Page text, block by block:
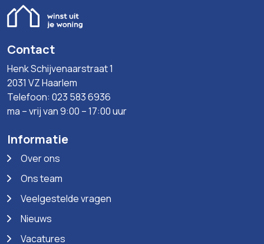
Contact
Henk Schijvenaarstraat 1
2031 VZ Haarlem
Telefoon: 023 583 6936
ma – vrij van 9:00 – 17:00 uur
Informatie
Over ons
Ons team
Veelgestelde vragen
Nieuws
Vacatures